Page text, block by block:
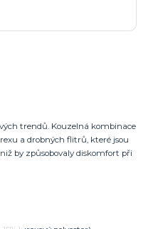
trendů. Kouzelná kombinace
a drobných flitrů, které jsou
by způsobovaly diskomfort při